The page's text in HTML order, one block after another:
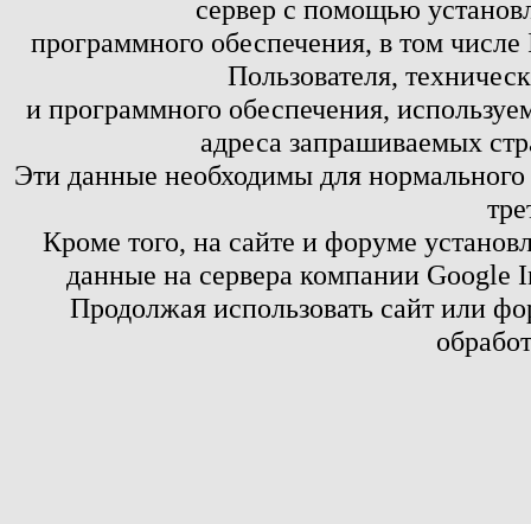
сервер с помощью
программного обеспечения, в том
Пользователя,
и программного обеспечения,
адреса запрашиваемых
Эти данные необходимы для
Кроме того, на сайте и форуме
данные на сервера компании
Продолжая использовать сайт или